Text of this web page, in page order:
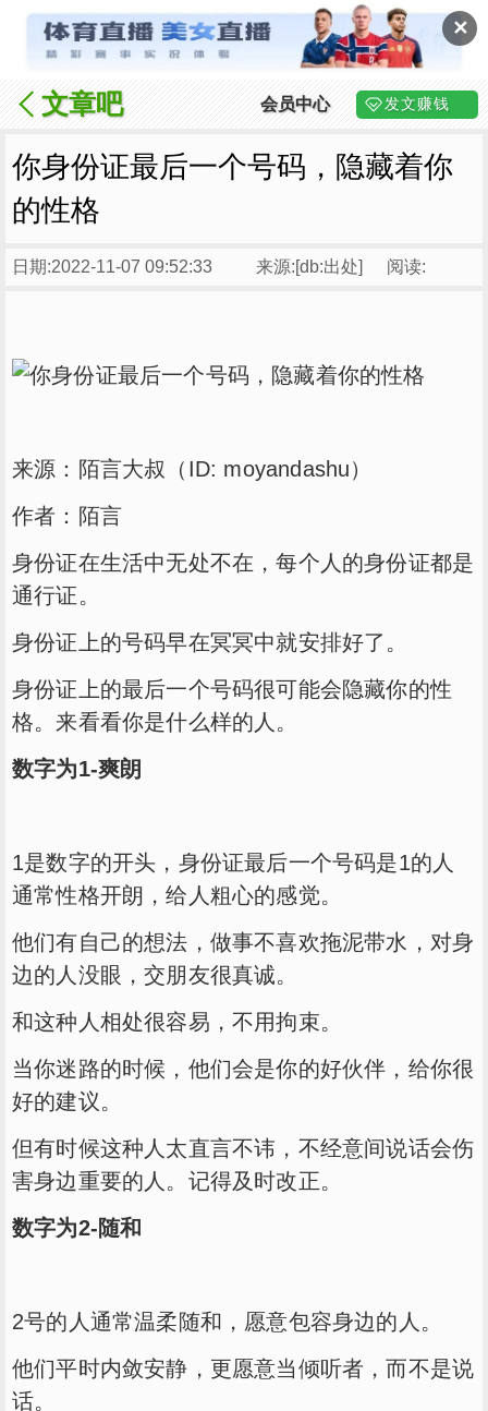
✕
文章吧 会员中心 发文赚钱
你身份证最后一个号码，隐藏着你
的性格
日期:2022-11-07 09:52:33 来源:[db:出处] 阅读:
来源：陌言大叔（ID: moyandashu）
作者：陌言
身份证在生活中无处不在，每个人的身份证都是
通行证。
身份证上的号码早在冥冥中就安排好了。
身份证上的最后一个号码很可能会隐藏你的性
格。来看看你是什么样的人。
数字为1-爽朗
1是数字的开头，身份证最后一个号码是1的人
通常性格开朗，给人粗心的感觉。
他们有自己的想法，做事不喜欢拖泥带水，对身
边的人没眼，交朋友很真诚。
和这种人相处很容易，不用拘束。
当你迷路的时候，他们会是你的好伙伴，给你很
好的建议。
但有时候这种人太直言不讳，不经意间说话会伤
害身边重要的人。记得及时改正。
数字为2-随和
2号的人通常温柔随和，愿意包容身边的人。
他们平时内敛安静，更愿意当倾听者，而不是说
话。